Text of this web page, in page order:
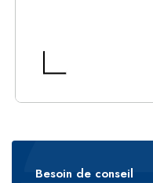
Besoin de conseil